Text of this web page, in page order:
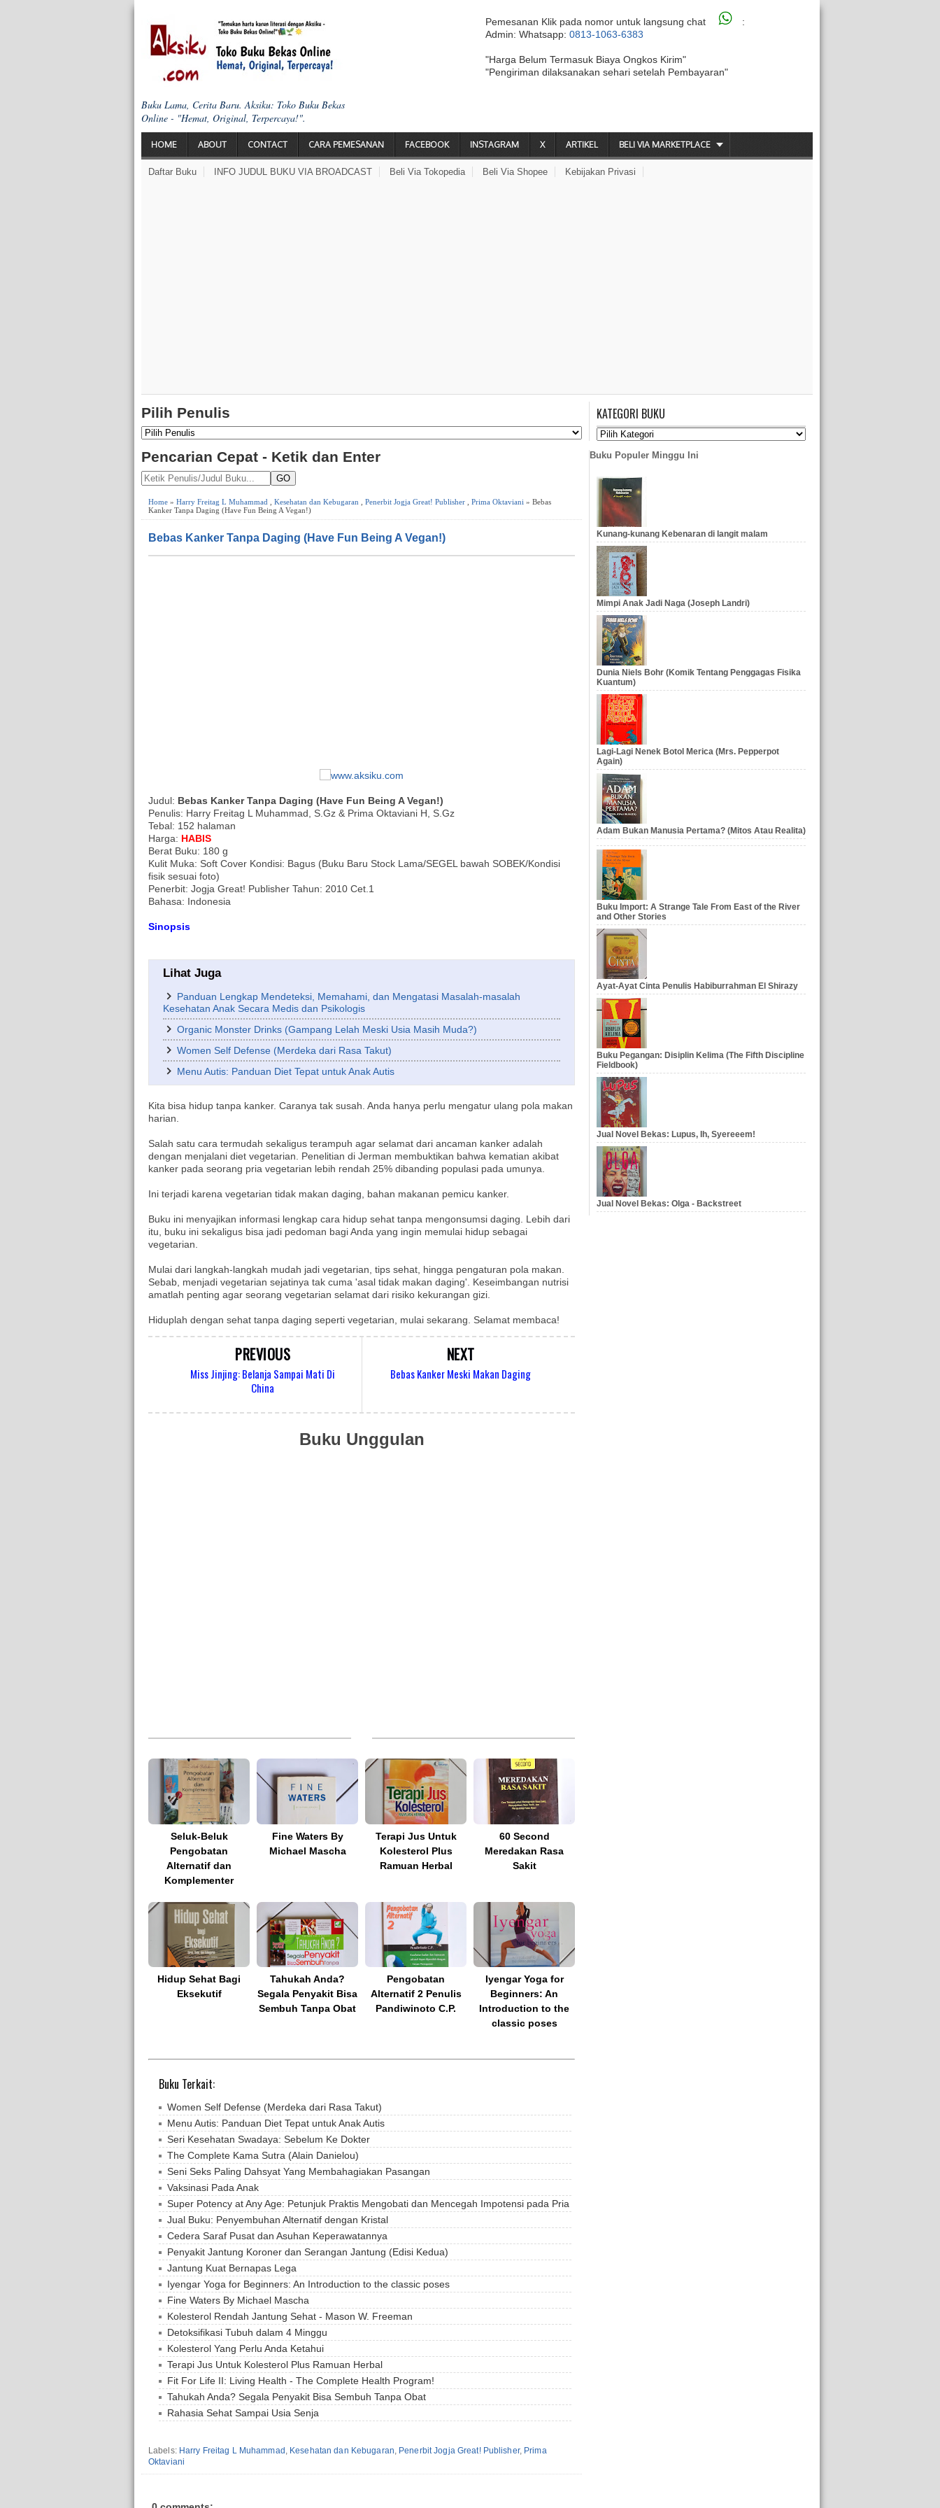
Buku Lama, Cerita Baru. Aksiku: Toko Buku Bekas
Online - "Hemat, Original, Terpercaya!".
Pemesanan Klik pada nomor untuk langsung chat
:
Admin: Whatsapp: 0813-1063-6383
"Harga Belum Termasuk Biaya Ongkos Kirim"
"Pengiriman dilaksanakan sehari setelah Pembayaran"
HOME ABOUT CONTACT CARA PEMESANAN FACEBOOK INSTAGRAM X ARTIKEL BELI VIA MARKETPLACE
Daftar Buku INFO JUDUL BUKU VIA BROADCAST Beli Via Tokopedia Beli Via Shopee Kebijakan Privasi
Pilih Penulis
Pencarian Cepat - Ketik dan Enter
GO
Home » Harry Freitag L Muhammad Kesehatan dan Kebugaran Penerbit Jogja Great! Publisher Prima Oktaviani » Bebas
Kanker Tanpa Daging (Have Fun Being A Vegan!)
Bebas Kanker Tanpa Daging (Have Fun Being A Vegan!)
Judul: Bebas Kanker Tanpa Daging (Have Fun Being A Vegan!)
Penulis: Harry Freitag L Muhammad, S.Gz & Prima Oktaviani H, S.Gz
Tebal: 152 halaman
Harga: HABIS
Berat Buku: 180 g
Kulit Muka: Soft Cover Kondisi: Bagus (Buku Baru Stock Lama/SEGEL bawah SOBEK/Kondisi
fisik sesuai foto)
Penerbit: Jogja Great! Publisher Tahun: 2010 Cet.1
Bahasa: Indonesia
Sinopsis
Lihat Juga
Panduan Lengkap Mendeteksi, Memahami, dan Mengatasi Masalah-masalah
Kesehatan Anak Secara Medis dan Psikologis
Organic Monster Drinks (Gampang Lelah Meski Usia Masih Muda?)
Women Self Defense (Merdeka dari Rasa Takut)
Menu Autis: Panduan Diet Tepat untuk Anak Autis
Kita bisa hidup tanpa kanker. Caranya tak susah. Anda hanya perlu mengatur ulang pola makan
harian.
Salah satu cara termudah sekaligus terampuh agar selamat dari ancaman kanker adalah
dengan menjalani diet vegetarian. Penelitian di Jerman membuktikan bahwa kematian akibat
kanker pada seorang pria vegetarian lebih rendah 25% dibanding populasi pada umunya.
Ini terjadi karena vegetarian tidak makan daging, bahan makanan pemicu kanker.
Buku ini menyajikan informasi lengkap cara hidup sehat tanpa mengonsumsi daging. Lebih dari
itu, buku ini sekaligus bisa jadi pedoman bagi Anda yang ingin memulai hidup sebagai
vegetarian.
Mulai dari langkah-langkah mudah jadi vegetarian, tips sehat, hingga pengaturan pola makan.
Sebab, menjadi vegetarian sejatinya tak cuma 'asal tidak makan daging'. Keseimbangan nutrisi
amatlah penting agar seorang vegetarian selamat dari risiko kekurangan gizi.
Hiduplah dengan sehat tanpa daging seperti vegetarian, mulai sekarang. Selamat membaca!
NEXT
Bebas Kanker Meski Makan Daging
PREVIOUS
Miss Jinjing: Belanja Sampai Mati Di
China
Buku Unggulan
Seluk-Beluk
Pengobatan
Alternatif dan
Komplementer
Fine Waters By
Michael Mascha
Terapi Jus Untuk
Kolesterol Plus
Ramuan Herbal
60 Second
Meredakan Rasa
Sakit
Hidup Sehat Bagi
Eksekutif
Tahukah Anda?
Segala Penyakit Bisa
Sembuh Tanpa Obat
Pengobatan
Alternatif 2 Penulis
Pandiwinoto C.P.
Iyengar Yoga for
Beginners: An
Introduction to the
classic poses
Buku Terkait:
Women Self Defense (Merdeka dari Rasa Takut)
Menu Autis: Panduan Diet Tepat untuk Anak Autis
Seri Kesehatan Swadaya: Sebelum Ke Dokter
The Complete Kama Sutra (Alain Danielou)
Seni Seks Paling Dahsyat Yang Membahagiakan Pasangan
Vaksinasi Pada Anak
Super Potency at Any Age: Petunjuk Praktis Mengobati dan Mencegah Impotensi pada Pria
Jual Buku: Penyembuhan Alternatif dengan Kristal
Cedera Saraf Pusat dan Asuhan Keperawatannya
Penyakit Jantung Koroner dan Serangan Jantung (Edisi Kedua)
Jantung Kuat Bernapas Lega
Iyengar Yoga for Beginners: An Introduction to the classic poses
Fine Waters By Michael Mascha
Kolesterol Rendah Jantung Sehat - Mason W. Freeman
Detoksifikasi Tubuh dalam 4 Minggu
Kolesterol Yang Perlu Anda Ketahui
Terapi Jus Untuk Kolesterol Plus Ramuan Herbal
Fit For Life II: Living Health - The Complete Health Program!
Tahukah Anda? Segala Penyakit Bisa Sembuh Tanpa Obat
Rahasia Sehat Sampai Usia Senja
Labels: Harry Freitag L Muhammad , Kesehatan dan Kebugaran, Penerbit Jogja Great! Publisher, Prima
Oktaviani
KATEGORI BUKU
Buku Populer Minggu Ini
Kunang-kunang Kebenaran di langit malam
Mimpi Anak Jadi Naga (Joseph Landri)
Dunia Niels Bohr (Komik Tentang Penggagas Fisika
Kuantum)
Lagi-Lagi Nenek Botol Merica (Mrs. Pepperpot
Again)
Adam Bukan Manusia Pertama? (Mitos Atau Realita)
Buku Import: A Strange Tale From East of the River
and Other Stories
Ayat-Ayat Cinta Penulis Habiburrahman El Shirazy
Buku Pegangan: Disiplin Kelima (The Fifth Discipline
Fieldbook)
Jual Novel Bekas: Lupus, Ih, Syereeem!
Jual Novel Bekas: Olga - Backstreet